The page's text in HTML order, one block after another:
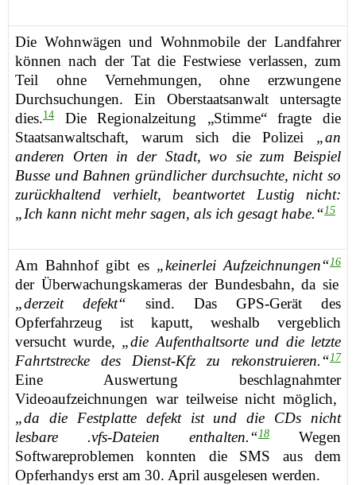
Die Wohnwägen und Wohnmobile der Landfahrer
könnennach der TatdieFestwiese verlassen,zum
Teil ohne Vernehmungen,ohne erzwungene
Durchsuchungen.
Ein Oberstaatsanwalt untersagte
dies.14
Die Regionalzeitung „Stimme“ fragte die
Staatsanwaltschaft, warum sich die Polizei „an
anderen Orten in der Stadt, wo sie zum Beispiel
Busse und Bahnen gründlicher durchsuchte, nicht so
zurückhaltend verhielt, beantwortet Lustig nicht:
„Ich kann nicht mehr sagen, als ich gesagt habe.“15
Am Bahnhof gibt es „keinerlei Aufzeichnungen“16
der Überwachungskameras der Bundesbahn, da sie
„derzeit defekt“
sind. Das GPS-Gerät des
Opferfahrzeug ist kaputt, weshalb vergeblich
versucht wurde, „die Aufenthaltsorte und die letzte
Fahrtstrecke des Dienst-Kfz zu rekonstruieren.“17
Eine Auswertung beschlagnahmter
Videoaufzeichnungen war teilweisenicht möglich,
„da die Festplatte defekt ist und die CDs nicht
lesbare .vfs-Dateien enthalten.“18
Wegen
Softwareproblemen konnten die SMS aus dem
Opferhandys erst am 30. April ausgelesen werden.